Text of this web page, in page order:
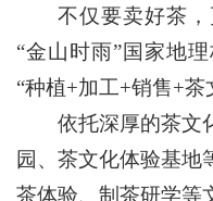
不仅要卖好茶
“金山时雨”国家地
“种植+加工+销售+茶
依托深厚的茶文
园、茶文化体验基地
茶体验、制茶研学等